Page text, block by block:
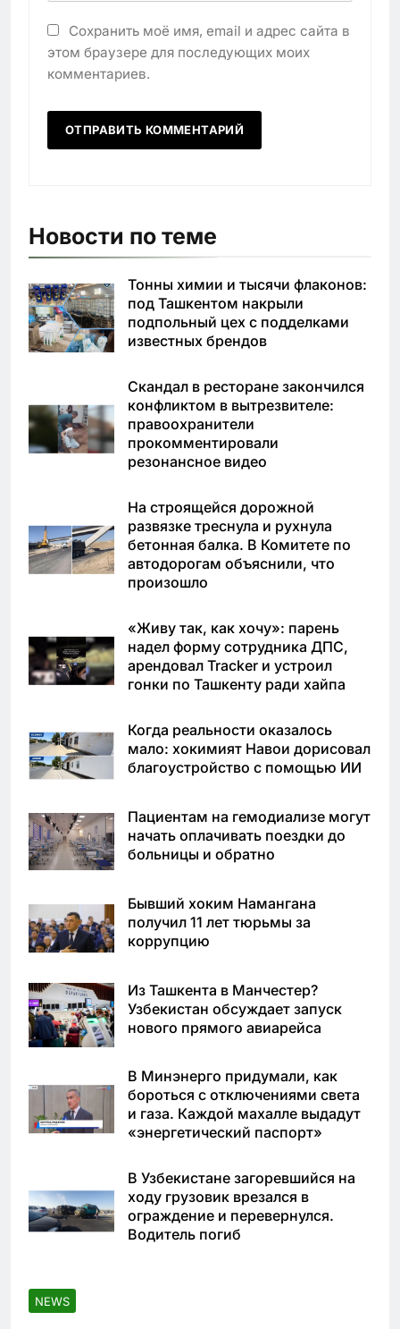
Сохранить моё имя, email и адрес сайта в
этом браузере для последующих моих
комментариев.
Новости по теме
Тонны химии и тысячи флаконов:
под Ташкентом накрыли
подпольный цех с подделками
известных брендов
Скандал в ресторане закончился
конфликтом в вытрезвителе:
правоохранители
прокомментировали
резонансное видео
На строящейся дорожной
развязке треснула и рухнула
бетонная балка. В Комитете по
автодорогам объяснили, что
произошло
«Живу так, как хочу»: парень
надел форму сотрудника ДПС,
арендовал Tracker и устроил
гонки по Ташкенту ради хайпа
Когда реальности оказалось
мало: хокимият Навои дорисовал
благоустройство с помощью ИИ
Пациентам на гемодиализе могут
начать оплачивать поездки до
больницы и обратно
Бывший хоким Намангана
получил 11 лет тюрьмы за
коррупцию
Из Ташкента в Манчестер?
Узбекистан обсуждает запуск
нового прямого авиарейса
В Минэнерго придумали, как
бороться с отключениями света
и газа. Каждой махалле выдадут
«энергетический паспорт»
В Узбекистане загоревшийся на
ходу грузовик врезался в
ограждение и перевернулся.
Водитель погиб
NEWS